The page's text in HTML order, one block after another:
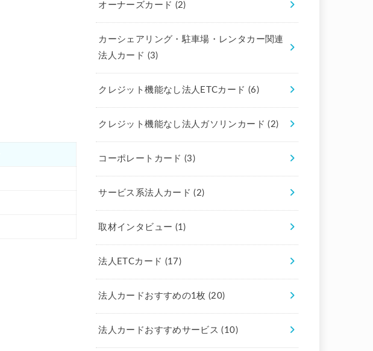
オーナーズカード (2)
カーシェアリング・駐車場・レンタカー関連
法人カード (3)
クレジット機能なし法人ETCカード (6)
クレジット機能なし法人ガソリンカード(2)
コーポレートカード (3)
サービス系法人カード(2)
取材インタビュー (1)
法人ETCカード (17)
法人カードおすすめの1枚(20)
法人カードおすすめサービス(10)